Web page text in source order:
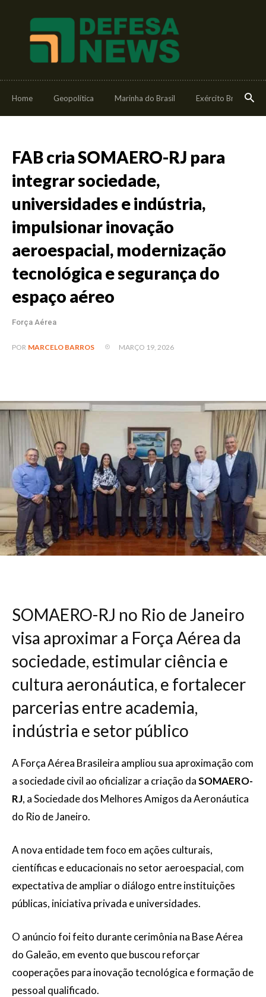
Home Geopolítica Marinha do Brasil Exército Brasileiro
FAB cria SOMAERO-RJ para
integrar sociedade,
universidades e indústria,
impulsionar inovação
aeroespacial, modernização
tecnológica e segurança do
espaço aéreo
Força Aérea
POR MARCELO BARROS MARÇO 19, 2026
SOMAERO-RJ no Rio de Janeiro
visa aproximar a Força Aérea da
sociedade, estimular ciência e
cultura aeronáutica, e fortalecer
parcerias entre academia,
indústria e setor público
A Força Aérea Brasileira ampliou sua aproximação com
a sociedade civil ao oficializar a criação daSOMAERO-
RJ, a Sociedade dos Melhores Amigos da Aeronáutica
do Rio de Janeiro.
A nova entidade tem foco em ações culturais,
científicas e educacionais no setor aeroespacial, com
expectativa de ampliar o diálogo entre instituições
públicas, iniciativa privada e universidades.
O anúncio foi feito durante cerimônia na Base Aérea
do Galeão, em evento que buscou reforçar
cooperações para inovação tecnológica e formação de
pessoal qualificado.